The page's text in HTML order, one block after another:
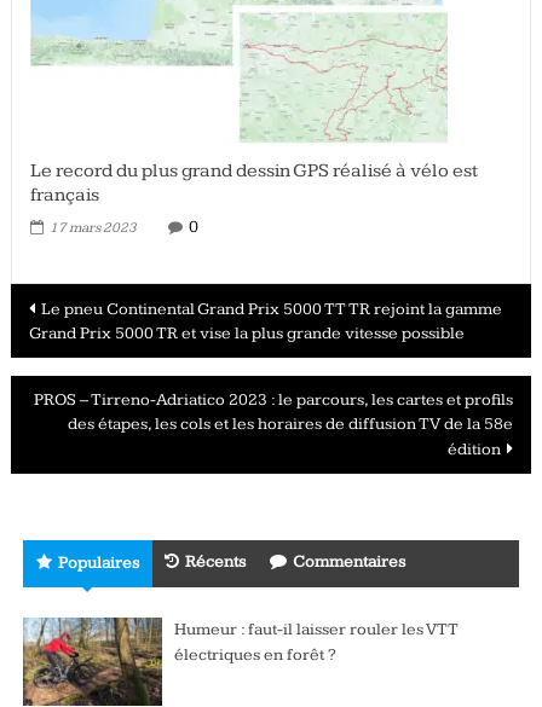
Le record du plus grand dessin GPS réalisé à vélo est
français
17 mars 2023 0
Navigation
des
articles
Le pneu Continental Grand Prix 5000 TT TR rejoint la gamme
Grand Prix 5000 TR et vise la plus grande vitesse possible
PROS – Tirreno-Adriatico 2023 : le parcours, les cartes et profils
des étapes, les cols et les horaires de diffusion TV de la 58e
édition
Populaires Récents Commentaires
Humeur : faut-il laisser rouler les VTT
électriques en forêt ?